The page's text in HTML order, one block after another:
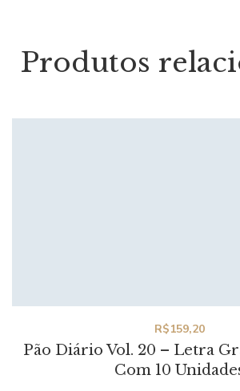
Produtos
Pão Diário Vol. 20 – Letra
Com 10
R$159,20